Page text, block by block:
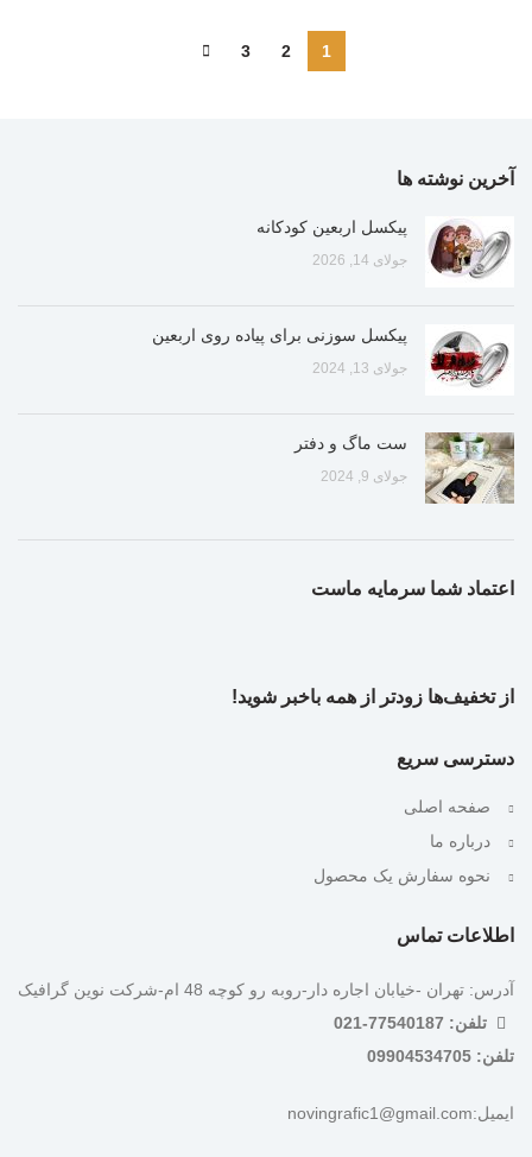
1
2
3
آخرین نوشته ها
پیکسل اربعین کودکانه
جولای 14, 2026
پیکسل سوزنی برای پیاده روی اربعین
جولای 13, 2024
ست ماگ و دفتر
جولای 9, 2024
اعتماد شما سرمایه ماست
از تخفیف‌ها زودتر از همه باخبر شوید!
دسترسی سریع
صفحه اصلی
درباره ما
نحوه سفارش یک محصول
اطلاعات تماس
آدرس: تهران -خیابان اجاره دار-روبه رو کوچه 48 ام-شرکت نوین گرافیک
تلفن: 77540187-021
تلفن: 09904534705
ایمیل:novingrafic1@gmail.com